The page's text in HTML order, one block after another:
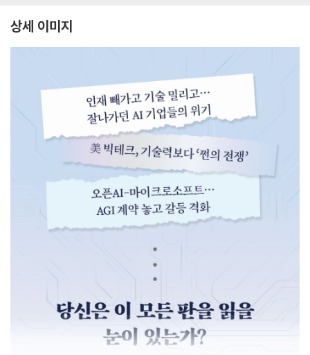
상세 이미지